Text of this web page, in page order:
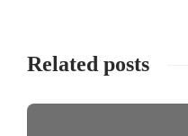
Related posts